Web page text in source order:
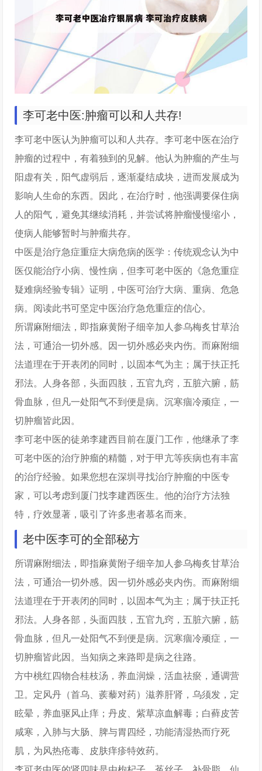
李可老中医:肿瘤可以和人共存!
李可老中医认为肿瘤可以和人共存。李可老中医在治疗
肿瘤的过程中，有着独到的见解。他认为肿瘤的产生与
阳虚有关，阳气虚弱后，逐渐凝结成块，进而发展成为
影响人生命的东西。因此，在治疗时，他强调要保住病
人的阳气，避免其继续消耗，并尝试将肿瘤慢慢缩小，
使病人能够暂时与肿瘤共存。
中医是治疗急症重症大病危病的医学：传统观念认为中
医仅能治疗小病、慢性病，但李可老中医的《急危重症
疑难病经验专辑》证明，中医可治疗大病、重病、危急
病。阅读此书可坚定中医治疗急危重症的信心。
所谓麻附细法，即指麻黄附子细辛加人参乌梅炙甘草治
法，可通治一切外感。因一切外感必夹内伤。而麻附细
法道理在于开表闭的同时，以固本气为主；属于扶正托
邪法。人身各部，头面四肢，五官九窍，五脏六腑，筋
骨血脉，但凡一处阳气不到便是病。沉寒痼冷顽症，一
切肿瘤皆此因。
李可老中医的徒弟李建西目前在厦门工作，他继承了李
可老中医的治疗肿瘤的精髓，对于甲亢等疾病也有丰富
的治疗经验。如果您想在深圳寻找治疗肿瘤的中医专
家，可以考虑到厦门找李建西医生。他的治疗方法独
特，疗效显著，吸引了许多患者慕名而来。
老中医李可的全部秘方
所谓麻附细法，即指麻黄附子细辛加人参乌梅炙甘草治
法，可通治一切外感。因一切外感必夹内伤。而麻附细
法道理在于开表闭的同时，以固本气为主；属于扶正托
邪法。人身各部，头面四肢，五官九窍，五脏六腑，筋
骨血脉，但凡一处阳气不到便是病。沉寒痼冷顽症，一
切肿瘤皆此因。当知病之来路即是病之往路。
方中桃红四物合桂枝汤，养血润燥，活血祛瘀，通调营
卫。定风丹（首乌、蒺藜对药）滋养肝肾，乌须发，定
眩晕，养血驱风止痒；丹皮、紫草凉血解毒；白藓皮苦
咸寒，入肺与大肠、脾与胃四经，功能清湿热而疗死
肌，为风热疮毒、皮肤痒疹特效药。